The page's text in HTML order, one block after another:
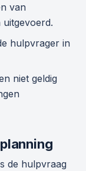
van
hulpvrager in
niet geldig
de hulpvraag